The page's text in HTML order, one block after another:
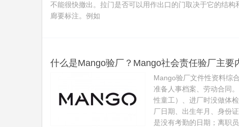
不能很快撤出。拉门是否可以用作出口的门取决于它的结
廊要标注。例如
什么是Mango验厂？Mango社会责任验厂主要
Mango验厂文件性资料综
准备人事档案、劳动合同
性童工）、进厂时没做体
厂日期、出生年月、身份
是没有考勤的日期；离职